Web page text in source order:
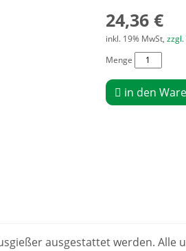
24,36 €
inkl. 19% MwSt,
Menge
in den
ausgestattet werden. Alle